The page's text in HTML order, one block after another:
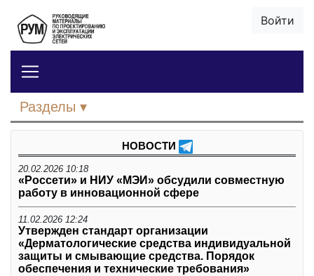
Войти
Разделы
НОВОСТИ
20.02.2026 10:18
«Россети» и НИУ «МЭИ» обсудили совместную
работу в инновационной сфере
11.02.2026 12:24
Утвержден стандарт организации
«Дерматологические средства индивидуальной
защиты и смывающие средства. Порядок
обеспечения и технические требования»